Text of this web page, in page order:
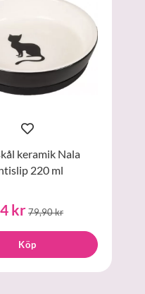
keramik Nala
220 ml
kr79,90 kr
Köp